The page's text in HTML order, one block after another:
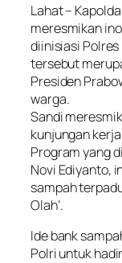
Lahat –
meresmikan
diinisiasi
tersebut
Presiden
warga.
Sandi
kunjungan
Program yang
Novi Ediyanto,
sampah
Olah’.
Ide bank
Polri untuk